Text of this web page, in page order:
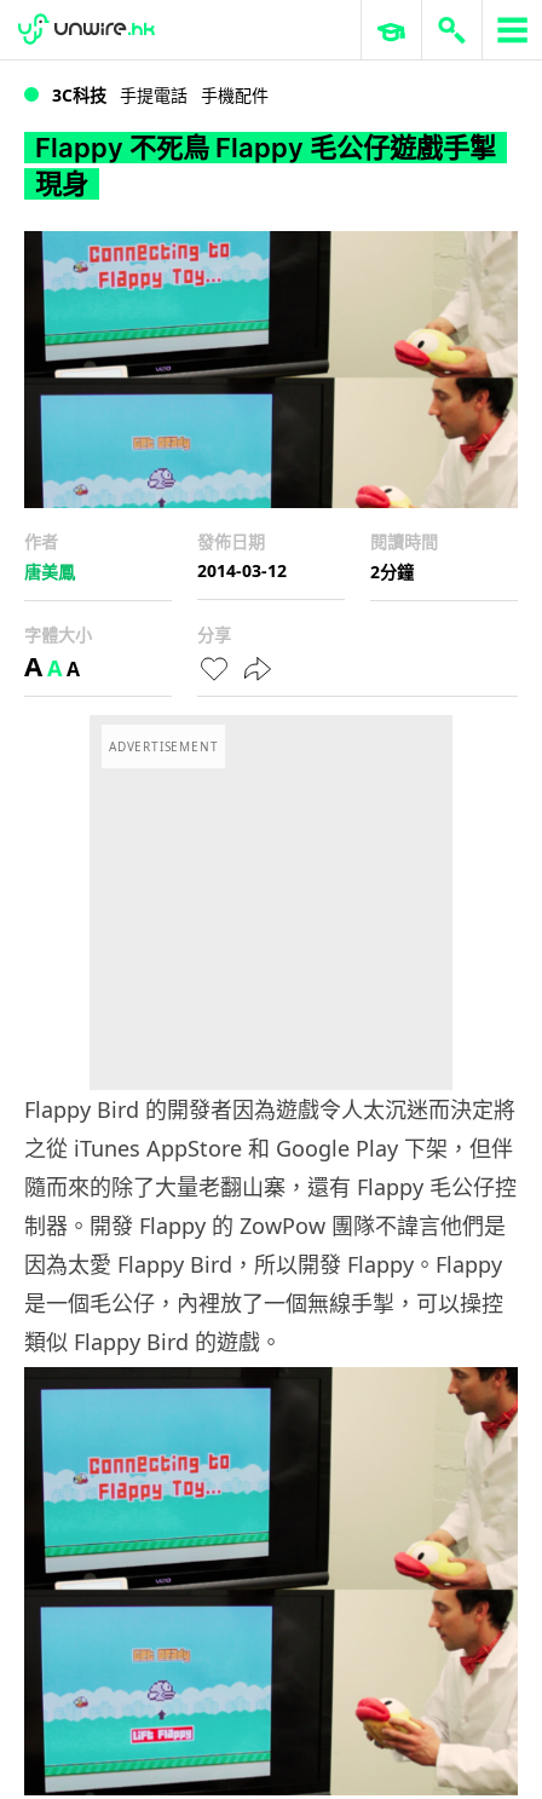
Flappy 不死鳥 Flappy 毛公仔遊戲手掣現身
WWDC 2026 ERP 與商業 AI
3C科技 手提電話 手機配件
Flappy 不死鳥 Flappy 毛公仔遊戲手掣
現身
作者
唐美鳳
發佈日期
2014-03-12
閱讀時間
2分鐘
字體大小
AAA
分享
ADVERTISEMENT
Flappy Bird 的開發者因為遊戲令人太沉迷而決定將
之從 iTunes AppStore 和 Google Play 下架，但伴
隨而來的除了大量老翻山寨，還有 Flappy 毛公仔控
制器。開發 Flappy 的 ZowPow 團隊不諱言他們是
因為太愛 Flappy Bird，所以開發 Flappy。Flappy
是一個毛公仔，內裡放了一個無線手掣，可以操控
類似 Flappy Bird 的遊戲。